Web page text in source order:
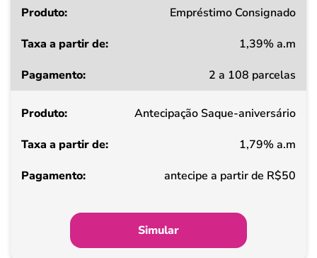
Produto
a
de
Pagamento
Empréstimo Consignado
1,39% a.m
2 a 108 parcelas
Antecipação Saque-aniversário
1,79% a.m
antecipe a partir de R$50
Simular